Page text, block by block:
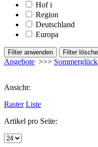
Hof i
Region
Deutschland
Europa
Angebote >>> Sommerglück
Ansicht:
Raster Liste
Artikel pro Seite: